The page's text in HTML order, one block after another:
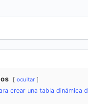
ocultar
crear una tabla dinámica